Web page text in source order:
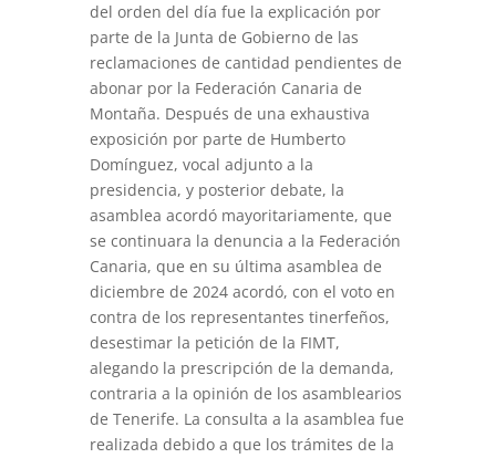
del orden del día fue la explicación por
parte de la Junta de Gobierno de las
reclamaciones de cantidad pendientes de
abonar por la Federación Canaria de
Montaña. Después de una exhaustiva
exposición por parte de Humberto
Domínguez, vocal adjunto a la
presidencia, y posterior debate, la
asamblea acordó mayoritariamente, que
se continuara la denuncia a la Federación
Canaria, que en su última asamblea de
diciembre de 2024 acordó, con el voto en
contra de los representantes tinerfeños,
desestimar la petición de la FIMT,
alegando la prescripción de la demanda,
contraria a la opinión de los asamblearios
de Tenerife. La consulta a la asamblea fue
realizada debido a que los trámites de la